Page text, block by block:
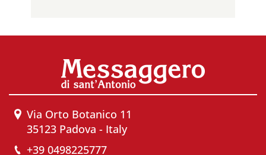
Via Orto Botanico 11
35123 Padova - Italy
+39 0498225777